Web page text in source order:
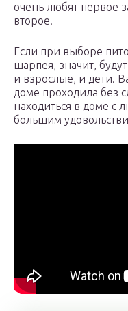
очень любят первое
второе.
Если при выборе
шарпея, значит,
и взрослые, и дети.
доме проходила без
находиться в доме с
большим